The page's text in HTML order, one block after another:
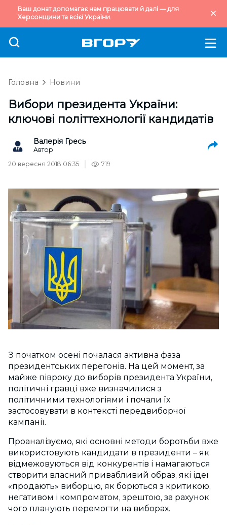
Ваш донат допомагає нам працювати й далі — для
Херсонщини та всієї України.
Головна Новини
Вибори президента України:
ключові політтехнології кандидатів
Валерія Гресь
Автор
20 вересня 2018 06:35
719
З початком осені почалася активна фаза
президентських перегонів. На цей момент, за
майже півроку до виборів президента України,
політичні гравці вже визначилися з
політичними технологіями і почали їх
застосовувати в контексті передвиборчої
кампанії.
Проаналізуємо, які основні методи боротьби вже
використовують кандидати в президенти – як
відмежовуються від конкурентів і намагаються
створити власний привабливий образ, які ідеї
«продають» виборцю, як борються з критикою,
негативом і компроматом, зрештою, за рахунок
чого планують перемогти на виборах.